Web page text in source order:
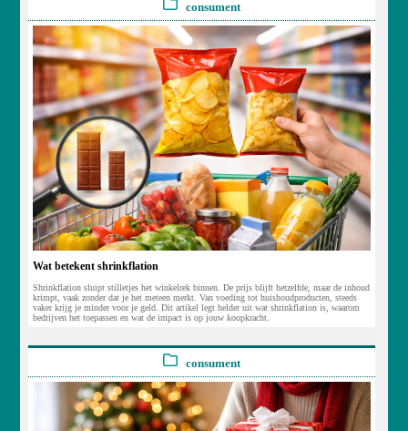
consument
Wat betekent shrinkflation
Shrinkflation sluipt stilletjes het winkelrek binnen. De prijs blijft hetzelfde, maar de inhoud
krimpt, vaak zonder dat je het meteen merkt. Van voeding tot huishoudproducten, steeds
vaker krijg je minder voor je geld. Dit artikel legt helder uit wat shrinkflation is, waarom
bedrijven het toepassen en wat de impact is op jouw koopkracht.
consument